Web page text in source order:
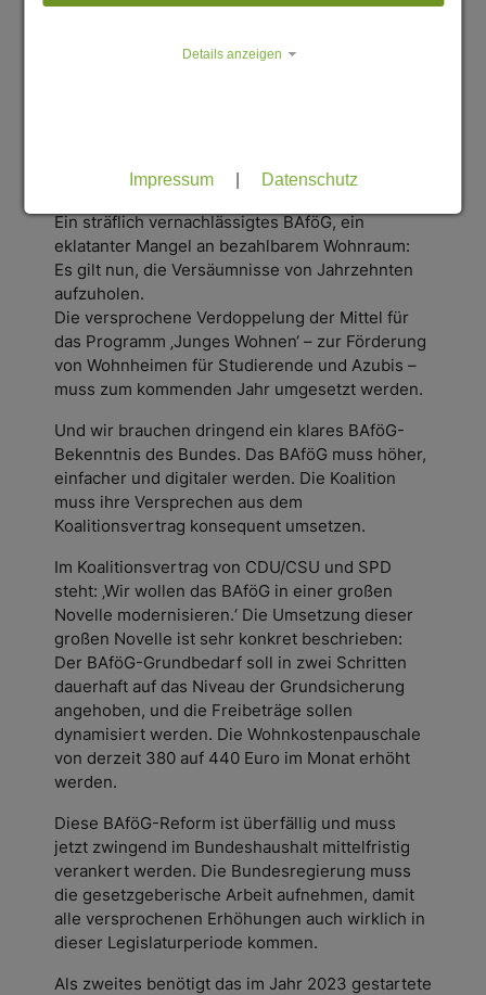
weniger von ihnen BAföG.
‚Junges Wohnen‘.
Ein sträflich vernachlässigtes BAföG, ein
eklatanter Mangel an bezahlbarem Wohnraum:
Es gilt nun, die Versäumnisse von Jahrzehnten
aufzuholen.
Die versprochene Verdoppelung der Mittel für
das Programm ‚Junges Wohnen‘ – zur Förderung
von Wohnheimen für Studierende und Azubis –
muss zum kommenden Jahr umgesetzt werden.
Und wir brauchen dringend ein klares BAföG-
Bekenntnis des Bundes. Das BAföG muss höher,
einfacher und digitaler werden. Die Koalition
muss ihre Versprechen aus dem
Koalitionsvertrag konsequent umsetzen.
Im Koalitionsvertrag von CDU/CSU und SPD
steht: ‚Wir wollen das BAföG in einer großen
Novelle modernisieren.‘ Die Umsetzung dieser
großen Novelle ist sehr konkret beschrieben:
Der BAföG-Grundbedarf soll in zwei Schritten
dauerhaft auf das Niveau der Grundsicherung
angehoben, und die Freibeträge sollen
dynamisiert werden. Die Wohnkostenpauschale
von derzeit 380 auf 440 Euro im Monat erhöht
werden.
Diese BAföG-Reform ist überfällig und muss
jetzt zwingend im Bundeshaushalt mittelfristig
verankert werden. Die Bundesregierung muss
die gesetzgeberische Arbeit aufnehmen, damit
alle versprochenen Erhöhungen auch wirklich in
dieser Legislaturperiode kommen.
Als zweites benötigt das im Jahr 2023 gestartete
Details anzeigen
Impressum Datenschutz